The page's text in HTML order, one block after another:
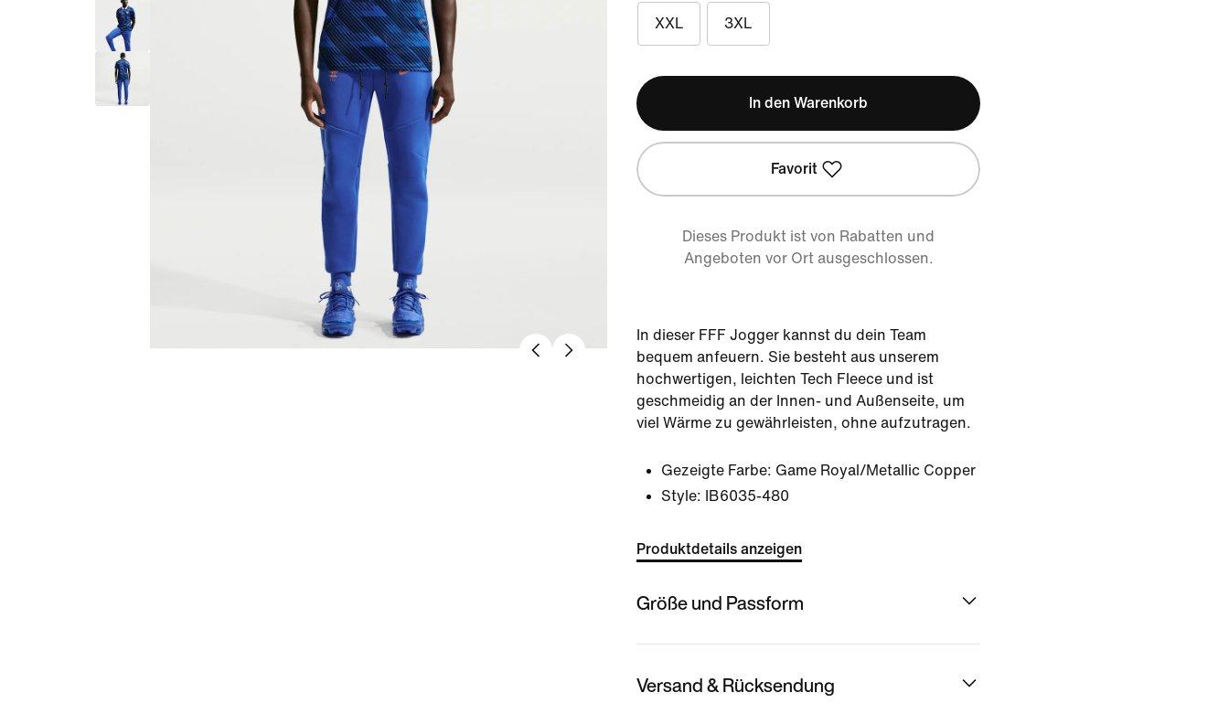
XXL 3XL
In den Warenkorb
Favorit
Dieses Produkt ist von Rabatten und
Angeboten vor Ort ausgeschlossen.
In dieser FFF Jogger kannst du dein Team
bequem anfeuern. Sie besteht aus unserem
hochwertigen, leichten Tech Fleece und ist
geschmeidig an der Innen- und Außenseite, um
viel Wärme zu gewährleisten, ohne aufzutragen.
Gezeigte Farbe: Game Royal/Metallic Copper
Style:
IB6035-480
Produktdetails anzeigen
Größe und Passform
Versand & Rücksendung